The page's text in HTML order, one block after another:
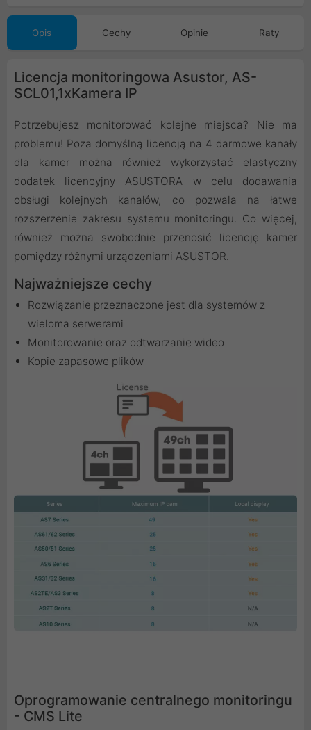
Opis Cechy Opinie Raty
Licencja monitoringowa Asustor, AS-
SCL01,1xKamera IP
Potrzebujesz monitorować kolejne miejsca? Nie ma
problemu! Poza domyślną licencją na 4 darmowe kanały
dla kamer można również wykorzystać elastyczny
dodatek licencyjny ASUSTORA w celu dodawania
obsługi kolejnych kanałów, co pozwala na łatwe
rozszerzenie zakresu systemu monitoringu. Co więcej,
również można swobodnie przenosić licencję kamer
pomiędzy różnymi urządzeniami ASUSTOR.
Najważniejsze cechy
Rozwiązanie przeznaczone jest dla systemów z
wieloma serwerami
Monitorowanie oraz odtwarzanie wideo
Kopie zapasowe plików
Oprogramowanie centralnego monitoringu
- CMS Lite